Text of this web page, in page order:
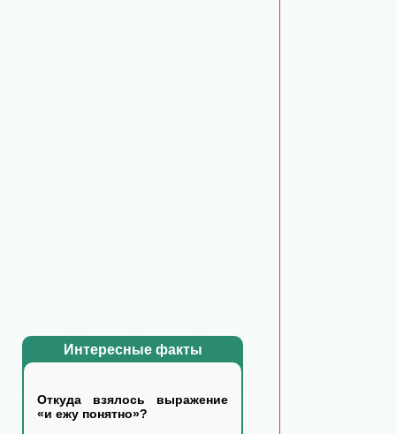
Интересные факты
Откуда взялось выражение
«и ежу понятно»?